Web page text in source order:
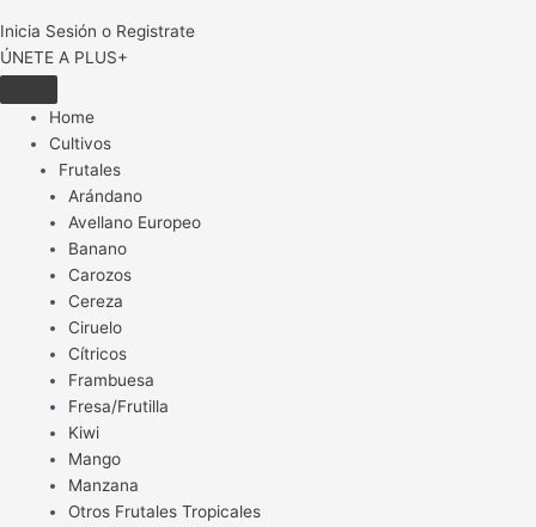
Inicia Sesión o Registrate
ÚNETE A PLUS+
Home
Cultivos
Frutales
Arándano
Avellano Europeo
Banano
Carozos
Cereza
Ciruelo
Cítricos
Frambuesa
Fresa/Frutilla
Kiwi
Mango
Manzana
Otros Frutales Tropicales